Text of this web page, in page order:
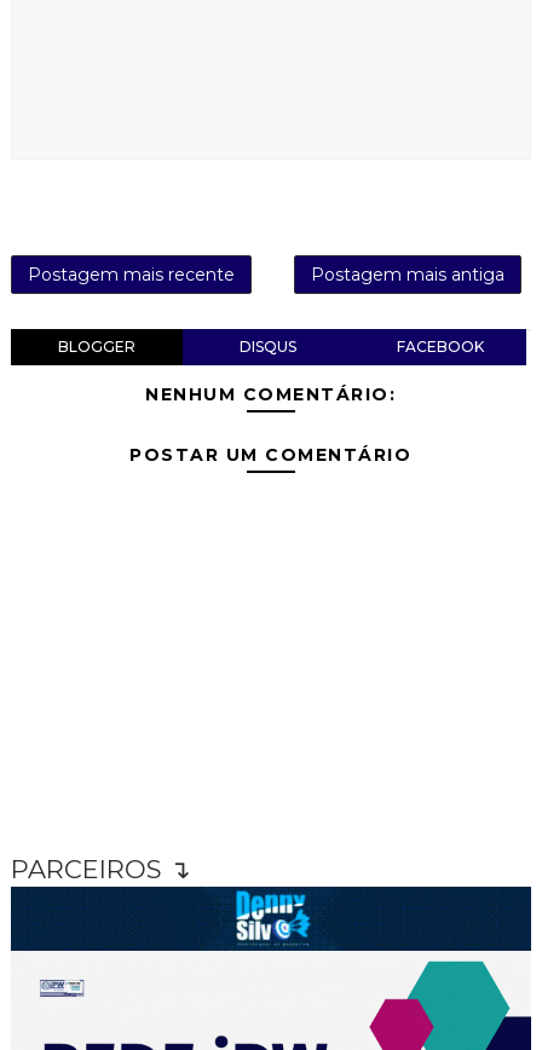
Postagem mais recente Postagem mais antiga
BLOGGER DISQUS FACEBOOK
NENHUM COMENTÁRIO:
POSTAR UM COMENTÁRIO
PARCEIROS ↴